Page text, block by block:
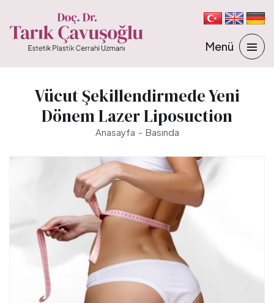
Vücut Şekillendirmede Yeni
Dönem Lazer Liposuction
Anasayfa Basında